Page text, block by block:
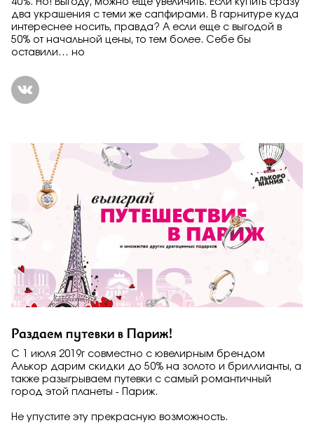
40%. Но! Выгоду, можно еще увеличить. Если купить сразу
два украшения с теми же сапфирами. В гарнитуре куда
интереснее носить, правда? А если еще с выгодой в
50% от начальной цены, то тем более. Себе бы
оставили… но
Раздаем путевки в Париж!
С 1 июля 2019г совместно с ювелирным брендом
Алькор дарим скидки до 50% на золото и бриллианты, а
также разыгрываем путевки с самый романтичный
город этой планеты - Париж.
Не упустите эту прекрасную возможность.